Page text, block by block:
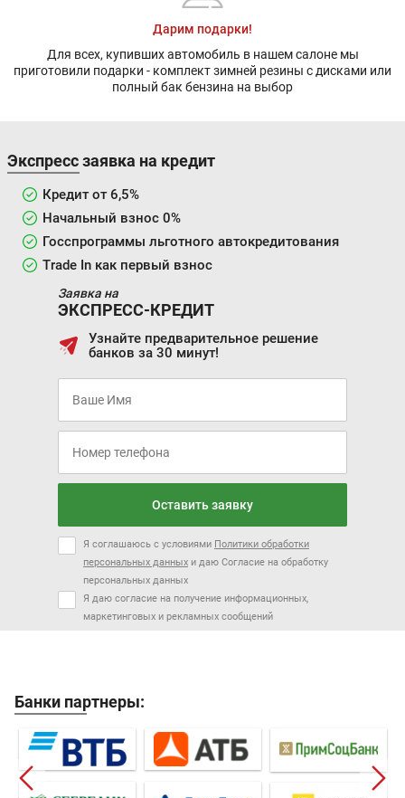
Дарим подарки!
Для всех, купивших автомобиль в нашем салоне мы
приготовили подарки - комплект зимней резины с дисками или
полный бак бензина на выбор
Экспресс заявка на кредит
Кредит от 6,5%
Начальный взнос 0%
Госспрограммы льготного автокредитования
Trade In как первый взнос
Заявка на
ЭКСПРЕСС-КРЕДИТ
Узнайте предварительное решение
банков за 30 минут!
Оставить заявку
Я соглашаюсь с условиями Политики обработки
персональных данных и даю Согласие на обработку
персональных данных
Я даю согласие на получение информационных,
маркетинговых и рекламных сообщений
Банки партнеры: